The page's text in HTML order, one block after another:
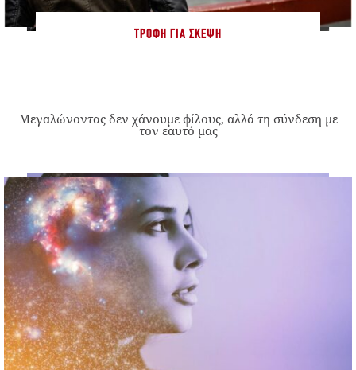
ΤΡΟΦΉ ΓΙΑ ΣΚΈΨΗ
Μεγαλώνοντας δεν χάνουμε φίλους, αλλά τη σύνδεση με
τον εαυτό μας